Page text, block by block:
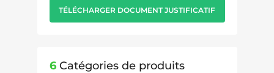
TÉLÉCHARGER DOCUMENT JUSTIFICATIF
6Catégories de produits